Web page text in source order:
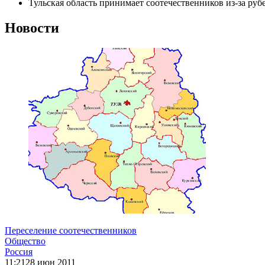
Тульская область принимает соотечественников из-за
Новости
Переселение соотечественников
Общество
Россия
11:21 28 июн 2011